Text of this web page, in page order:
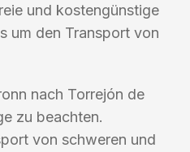
und kostengünstige
um den Transport von
nach Torrejón de
zu beachten.
von schweren und